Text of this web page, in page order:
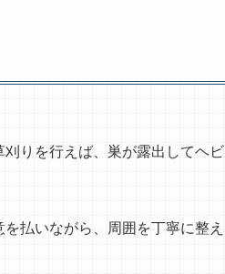
りを行えば、巣が露出してヘビ
払いながら、周囲を丁寧に整え